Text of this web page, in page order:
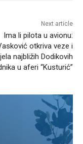
Next article
Ima li pilota u avionu:
otkriva veze i
najbližih Dodikovih
u aferi “Kusturić”